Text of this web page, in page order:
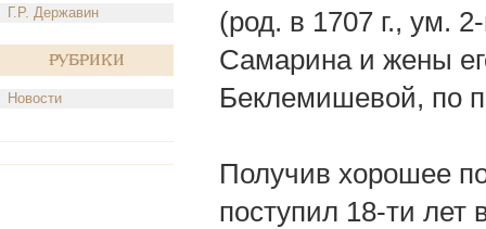
Г.Р. Державин
Рубрики
Новости
(род. в 1707 г., ум.
Самарина и жены
Беклемишевой, по
Получив хорошее
поступил 18-ти